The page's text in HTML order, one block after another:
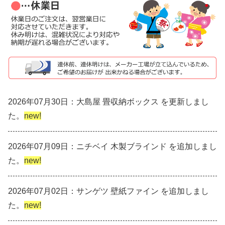
2026年07月30日：大島屋 畳収納ボックス を更新しまし
た。 new!
2026年07月09日：ニチベイ 木製ブラインド を追加しまし
た。 new!
2026年07月02日：サンゲツ 壁紙ファイン を追加しまし
た。 new!